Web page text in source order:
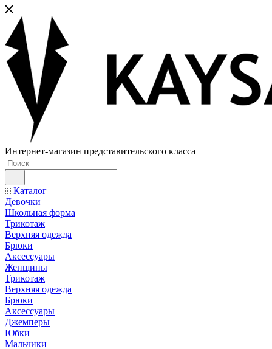
Интернет-магазин представительского класса
Каталог
Девочки
Школьная форма
Трикотаж
Верхняя одежда
Брюки
Аксессуары
Женщины
Трикотаж
Верхняя одежда
Брюки
Аксессуары
Джемперы
Юбки
Мальчики